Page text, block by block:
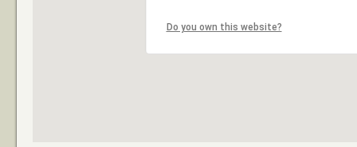
Do you own this website?